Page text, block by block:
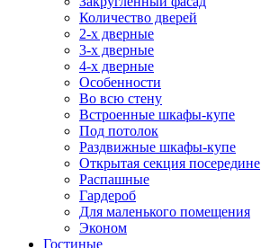
Количество дверей
2-х дверные
3-х дверные
4-х дверные
Особенности
Во всю стену
Встроенные шкафы-купе
Под потолок
Раздвижные шкафы-купе
Открытая секция посередине
Распашные
Гардероб
Для маленького помещения
Эконом
Гостиные